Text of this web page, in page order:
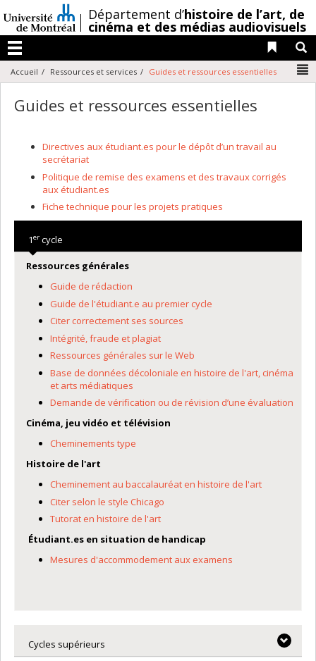
au
contenu
/Département d’histoire de l’art, de
cinéma et des médias audiovisuels
Menu
Liens
Accueil Ressources et services Guides et ressources essentielles
Guides et ressources essentielles
Directives aux étudiant.es pour le dépôt d’un travail au
secrétariat
Politique de remise des examens et des travaux corrigés
aux étudiant.es
Fiche technique pour les projets pratiques
1er cycle
Ressources générales
Guide de rédaction
Guide de l'étudiant.e au premier cycle
Citer correctement ses sources
Intégrité, fraude et plagiat
Ressources générales sur le Web
Base de données décoloniale en histoire de l'art, cinéma
et arts médiatiques
Demande de vérification ou de révision d’une évaluation
Cinéma, jeu vidéo et télévision
Cheminements type
Histoire de l'art
Cheminement au baccalauréat en histoire de l'art
Citer selon le style Chicago
Tutorat en histoire de l'art
Étudiant.es en situation de handicap
Mesures d'accommodement aux examens
Cycles supérieurs